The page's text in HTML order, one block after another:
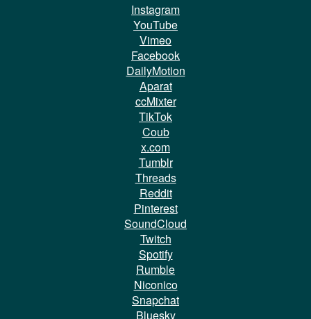
Instagram
YouTube
Vimeo
Facebook
DailyMotion
Aparat
ccMixter
TikTok
Coub
x.com
Tumblr
Threads
Reddit
Pinterest
SoundCloud
Twitch
Spotify
Rumble
Niconico
Snapchat
Bluesky